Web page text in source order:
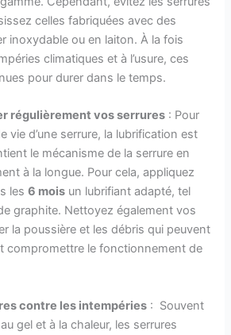
celles fabriquées avec des
inoxydable ou en laiton. À la fois
climatiques et à l’usure, ces
pour durer dans le temps.
régulièrement vos serrures : Pour
vie d’une serrure, la lubrification est
le mécanisme de la serrure en
à la longue. Pour cela, appliquez
les6 mois un lubrifiant adapté, tel
graphite. Nettoyez également vos
la poussière et les débris qui peuvent
compromettre le fonctionnement de
contre les intempéries : Souvent
gel et à la chaleur, les serrures